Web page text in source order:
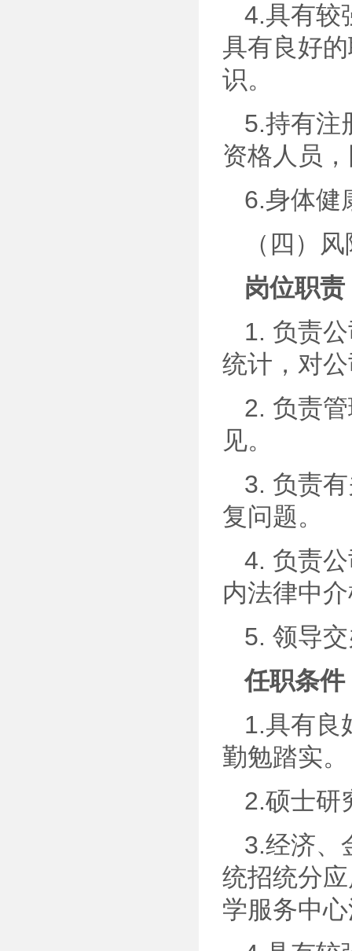
4.具有较
具有良好
识。
5.持有注
资格人员
6.身体健
（四）
岗位职责
1. 负责
统计，对
2. 负责
见。
3. 负责
复问题。
4. 负责
内法律中
5. 领导
任职条件
1.具有良
勤勉踏实。
2.硕士研
3.经济、
统招统分
学服务中